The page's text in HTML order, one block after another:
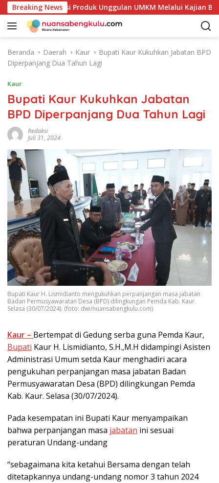
a
Breaking News
Potensi Produk Unggulan UMKM Melalui Kajian Bank
Beranda Daerah Kaur
Bupati Kaur Kukuhkan Jabatan BPD
Diperpanjang Dua Tahun Lagi
Kaur
Bupati Kaur Kukuhkan Jabatan
BPD Diperpanjang Dua Tahun Lagi
Redaksi
Juli 31, 2024
Bupati Kaur H. Lismidianto mengukuhkan perpanjangan masa jabatan
Badan Permusyawaratan Desa (BPD) dilingkungan Pemda Kab. Kaur.
Selasa (30/07/2024). (foto: dwi/nuansabengkulu.com)
Kaur – Bertempat di Gedung serba guna Pemda Kaur,
Bupati Kaur H. Lismidianto, S.H.,M.H didampingi Asisten
Administrasi Umum setda Kaur menghadiri acara
pengukuhan perpanjangan masa jabatan Badan
Permusyawaratan Desa (BPD) dilingkungan Pemda
Kab. Kaur. Selasa (30/07/2024).
Pada kesempatan ini Bupati Kaur menyampaikan
bahwa perpanjangan masa jabatan ini sesuai
peraturan Undang-undang
“sebagaimana kita ketahui Bersama dengan telah
ditetapkannya undang-undang nomor 3 tahun 2024